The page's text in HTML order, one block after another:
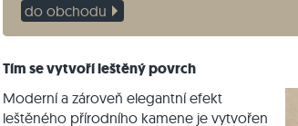
do obchodu
Tím se vytvoří leštěný povrch
Moderní a zároveň elegantní efekt
leštěného přírodního kamene je vytvořen